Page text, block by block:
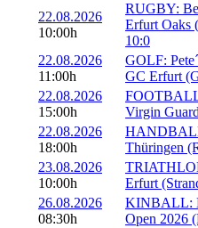
22.08.2026
10:00h
RUGBY:
Erfurt Oaks
10:0
22.08.2026
11:00h
GOLF:
GC Erfurt
22.08.2026
15:00h
Virgin
22.08.2026
18:00h
Thüringen
23.08.2026
10:00h
Erfurt
26.08.2026
08:30h
KINBALL:
Open 2026